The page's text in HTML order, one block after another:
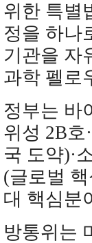
위한 특별
정을 하나
기관을 자
과학 펠로
정부는 바
위성 2B호
국 도약)·
(글로벌
대 핵심분
방통위는